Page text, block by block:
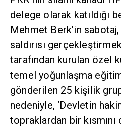
delege olarak katıldığı
Mehmet Berk’in
saldırısı
tarafından kurulan özel
temel yoğunlaşma
gönderilen 25 kişilik
nedeniyle, ‘Devletin
topraklardan bir